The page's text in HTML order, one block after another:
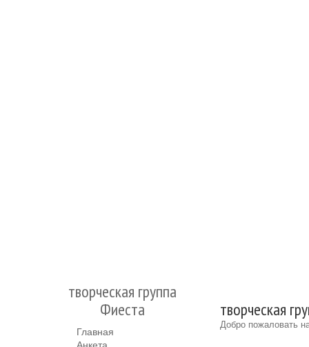
творческая группа
Фиеста
Главная
творческая
Добро пожаловать